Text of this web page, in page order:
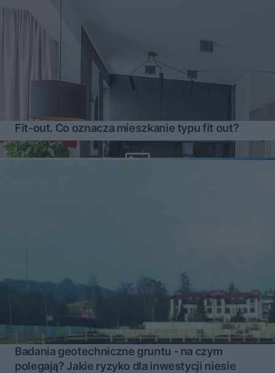
Fit-out. Co oznacza mieszkanie typu fit out?
Badania geotechniczne gruntu - na czym
polegają? Jakie ryzyko dla inwestycji niesie